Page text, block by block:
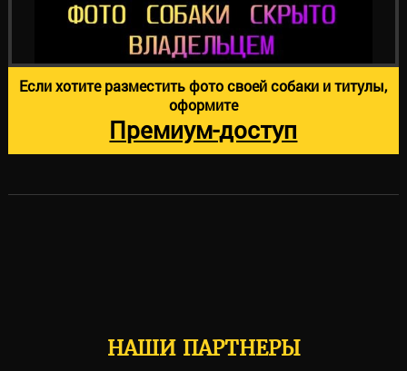
Если хотите разместить фото своей собаки и титулы,
оформите
Премиум-доступ
НАШИ ПАРТНЕРЫ